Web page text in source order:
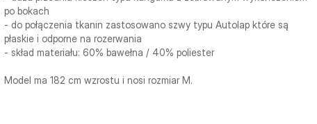
po bokach
- do połączenia tkanin zastosowano szwy typu Autolap które są
płaskie i odporne na rozerwania
- skład materiału: 60% bawełna / 40% poliester
Model ma 182 cm wzrostu i nosi rozmiar M.